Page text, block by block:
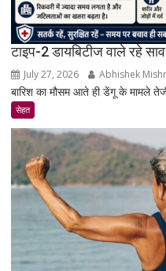
टाइप-2 डायबिटीज वाले रहे
July 27, 2026 Abhishek
बारिश का मौसम आते ही डेंगू के मामले
सेहत